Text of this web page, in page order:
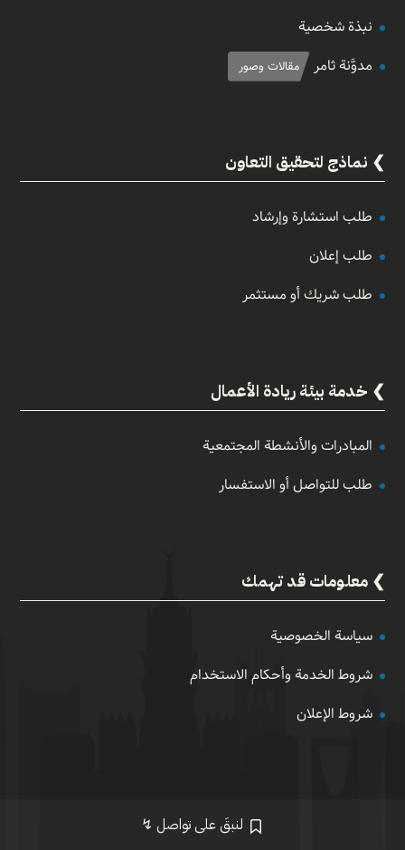
نبذة شخصية
مدوَّنة ثامر
مقالات وصور
نماذج لتحقيق التعاون
طلب استشارة وإرشاد
طلب إعلان
طلب شريك أو مستثمر
خدمة بيئة ريادة الأعمال
المبادرات والأنشطة المجتمعية
طلب للتواصل أو الاستفسار
معلومات قد تهمك
سياسة الخصوصية
شروط الخدمة وأحكام الاستخدام
شروط الإعلان
لنبقَ على تواصل ↯